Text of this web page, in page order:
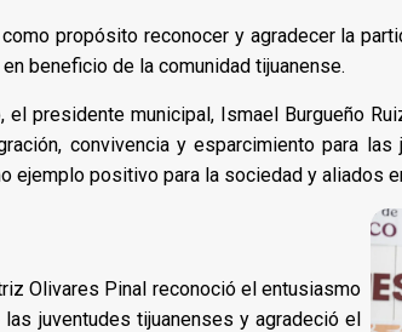
propósito reconocer y agradecer la
beneficio de la comunidad tijuanense.
el presidente municipal, Ismael Burgueño
convivencia y esparcimiento para
ejemplo positivo para la sociedad y aliados
Olivares Pinal reconoció el entusiasmo
juventudes tijuanenses y agradeció el